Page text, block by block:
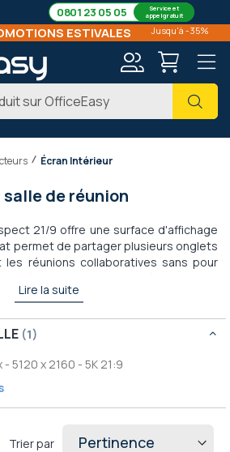
0801 23 05 05 Service et
appel gratuit
ESTIVALES Jusqu'à -35%
Écran Intérieur
salle de réunion
21/9 offre une surface d'affichage
permet de partager plusieurs onglets
les réunions collaboratives sans pour
Lors de visioconférences sur
est optimisé pour mettre
peut aussi être utilisé par les
Lire la suite
Trier par
- 5120 x 2160 - 5K 21:9